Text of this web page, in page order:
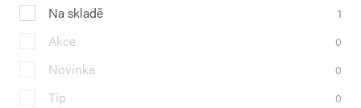
Na skladě 1
Akce 0
Novinka 0
Tip 0